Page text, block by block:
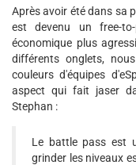
Après avoir été dans sa
est devenu un free-
économique plus
différents onglets,
couleurs d'équipes
aspect qui fait jaser
Stephan :
Le battle pass est
grinder les niveaux